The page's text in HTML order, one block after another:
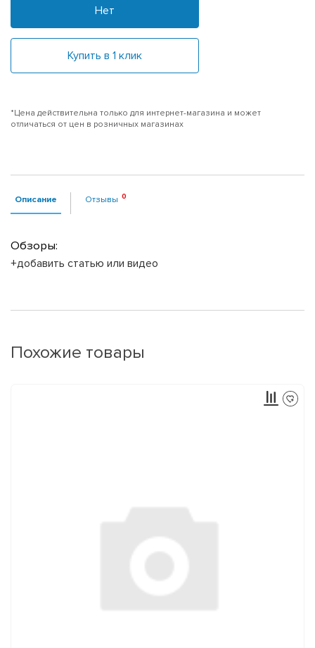
Нет
Купить в 1 клик
*Цена действительна только для интернет-магазина и может
отличаться от цен в розничных магазинах
Описание Отзывы
Обзоры:
+добавить статью или видео
Похожие товары